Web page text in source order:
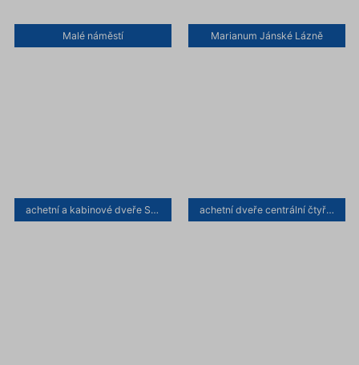
Malé náměstí Marianum Jánské Lázně
achetní a kabinové dveře SLIM achetní dveře centrální čtyřdílné